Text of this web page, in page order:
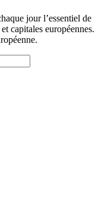
jour l’essentiel de
capitales européennes.